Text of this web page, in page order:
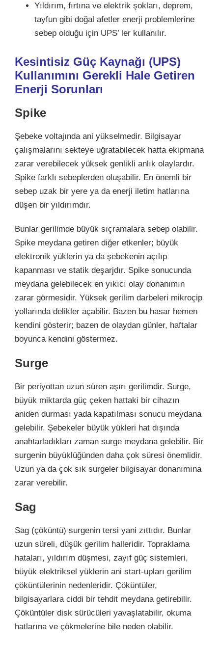
Yıldırım, fırtına ve elektrik şokları, deprem,
tayfun gibi doğal afetler enerji problemlerine
sebep olduğu için UPS’ ler kullanılır.
Kesintisiz Güç Kaynağı (UPS)
Kullanımını Gerekli Hale Getiren
Enerji Sorunları
Spike
Şebeke voltajında ani yükselmedir. Bilgisayar
çalışmalarını sekteye uğratabilecek hatta ekipmana
zarar verebilecek yüksek genlikli anlık olaylardır.
Spike farklı sebeplerden oluşabilir. En önemli bir
sebep uzak bir yere ya da enerji iletim hatlarına
düşen bir yıldırımdır.
Bunlar gerilimde büyük sıçramalara sebep olabilir.
Spike meydana getiren diğer etkenler; büyük
elektronik yüklerin ya da şebekenin açılıp
kapanması ve statik deşarjdır. Spike sonucunda
meydana gelebilecek en yıkıcı olay donanımın
zarar görmesidir. Yüksek gerilim darbeleri mikroçip
yollarında delikler açabilir. Bazen bu hasar hemen
kendini gösterir; bazen de olaydan günler, haftalar
boyunca kendini göstermez.
Surge
Bir periyottan uzun süren aşırı gerilimdir. Surge,
büyük miktarda güç çeken hattaki bir cihazın
aniden durması yada kapatılması sonucu meydana
gelebilir. Şebekeler büyük yükleri hat dışında
anahtarladıkları zaman surge meydana gelebilir. Bir
surgenin büyüklüğünden daha çok süresi önemlidir.
Uzun ya da çok sık surgeler bilgisayar donanımına
zarar verebilir.
Sag
Sag (çöküntü) surgenin tersi yani zıttıdır. Bunlar
uzun süreli, düşük gerilim halleridir. Topraklama
hataları, yıldırım düşmesi, zayıf güç sistemleri,
büyük elektriksel yüklerin ani start-upları gerilim
çöküntülerinin nedenleridir. Çöküntüler,
bilgisayarlara ciddi bir tehdit meydana getirebilir.
Çöküntüler disk sürücüleri yavaşlatabilir, okuma
hatlarına ve çökmelerine bile neden olabilir.